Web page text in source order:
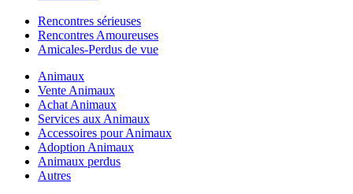
Rencontres sérieuses
Rencontres Amoureuses
Amicales-Perdus de vue
Animaux
Vente Animaux
Achat Animaux
Services aux Animaux
Accessoires pour Animaux
Adoption Animaux
Animaux perdus
Autres